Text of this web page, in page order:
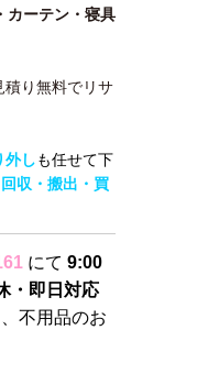
カーテン・寝具
積り無料でリサ
外しも任せて下
回収・搬出・買
にて 9:00
・即日対応
不用品のお